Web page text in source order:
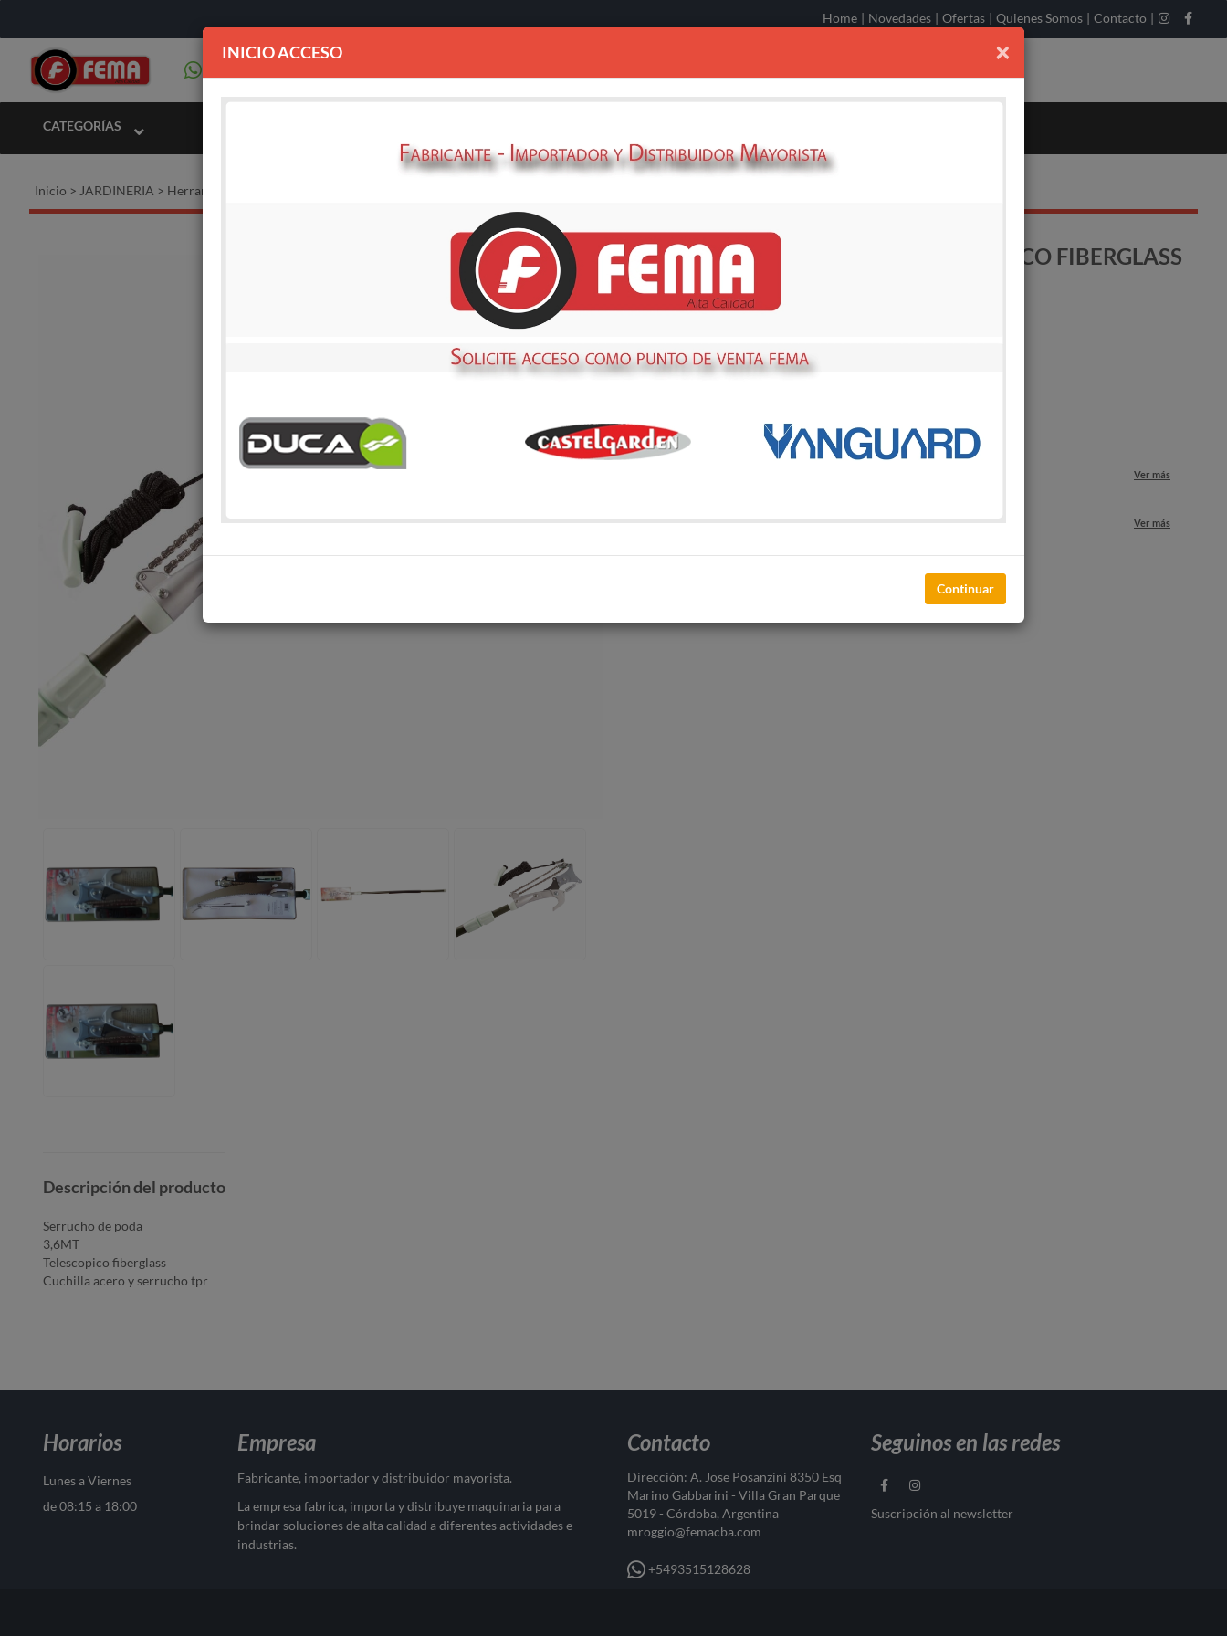
Home | Novedades | Ofertas | Quienes Somos | Contacto |
CATEGORÍAS
Inicio > JARDINERIA > Herramientas de jardín
SERRUCHO PODA 3,6MT TELESCOPICO FIBERGLASS
CUCHI.ACER Y SERRUCHOTPR
69361419
Métodos de envío y retiro
Transporte Habitual
Ver más
Ver más
Descripción del producto
Serrucho de poda
3,6MT
Telescopico fiberglass
Cuchilla acero y serrucho tpr
Horarios
Lunes a Viernes
de 08:15 a 18:00
Empresa
Fabricante, importador y distribuidor mayorista.
La empresa fabrica, importa y distribuye maquinaria para
brindar soluciones de alta calidad a diferentes actividades e
industrias.
Contacto
Dirección: A. Jose Posanzini 8350 Esq
Marino Gabbarini - Villa Gran Parque
5019 - Córdoba, Argentina
mroggio@femacba.com
+5493515128628
Seguinos en las redes
Suscripción al newsletter
×
INICIO ACCESO
Continuar